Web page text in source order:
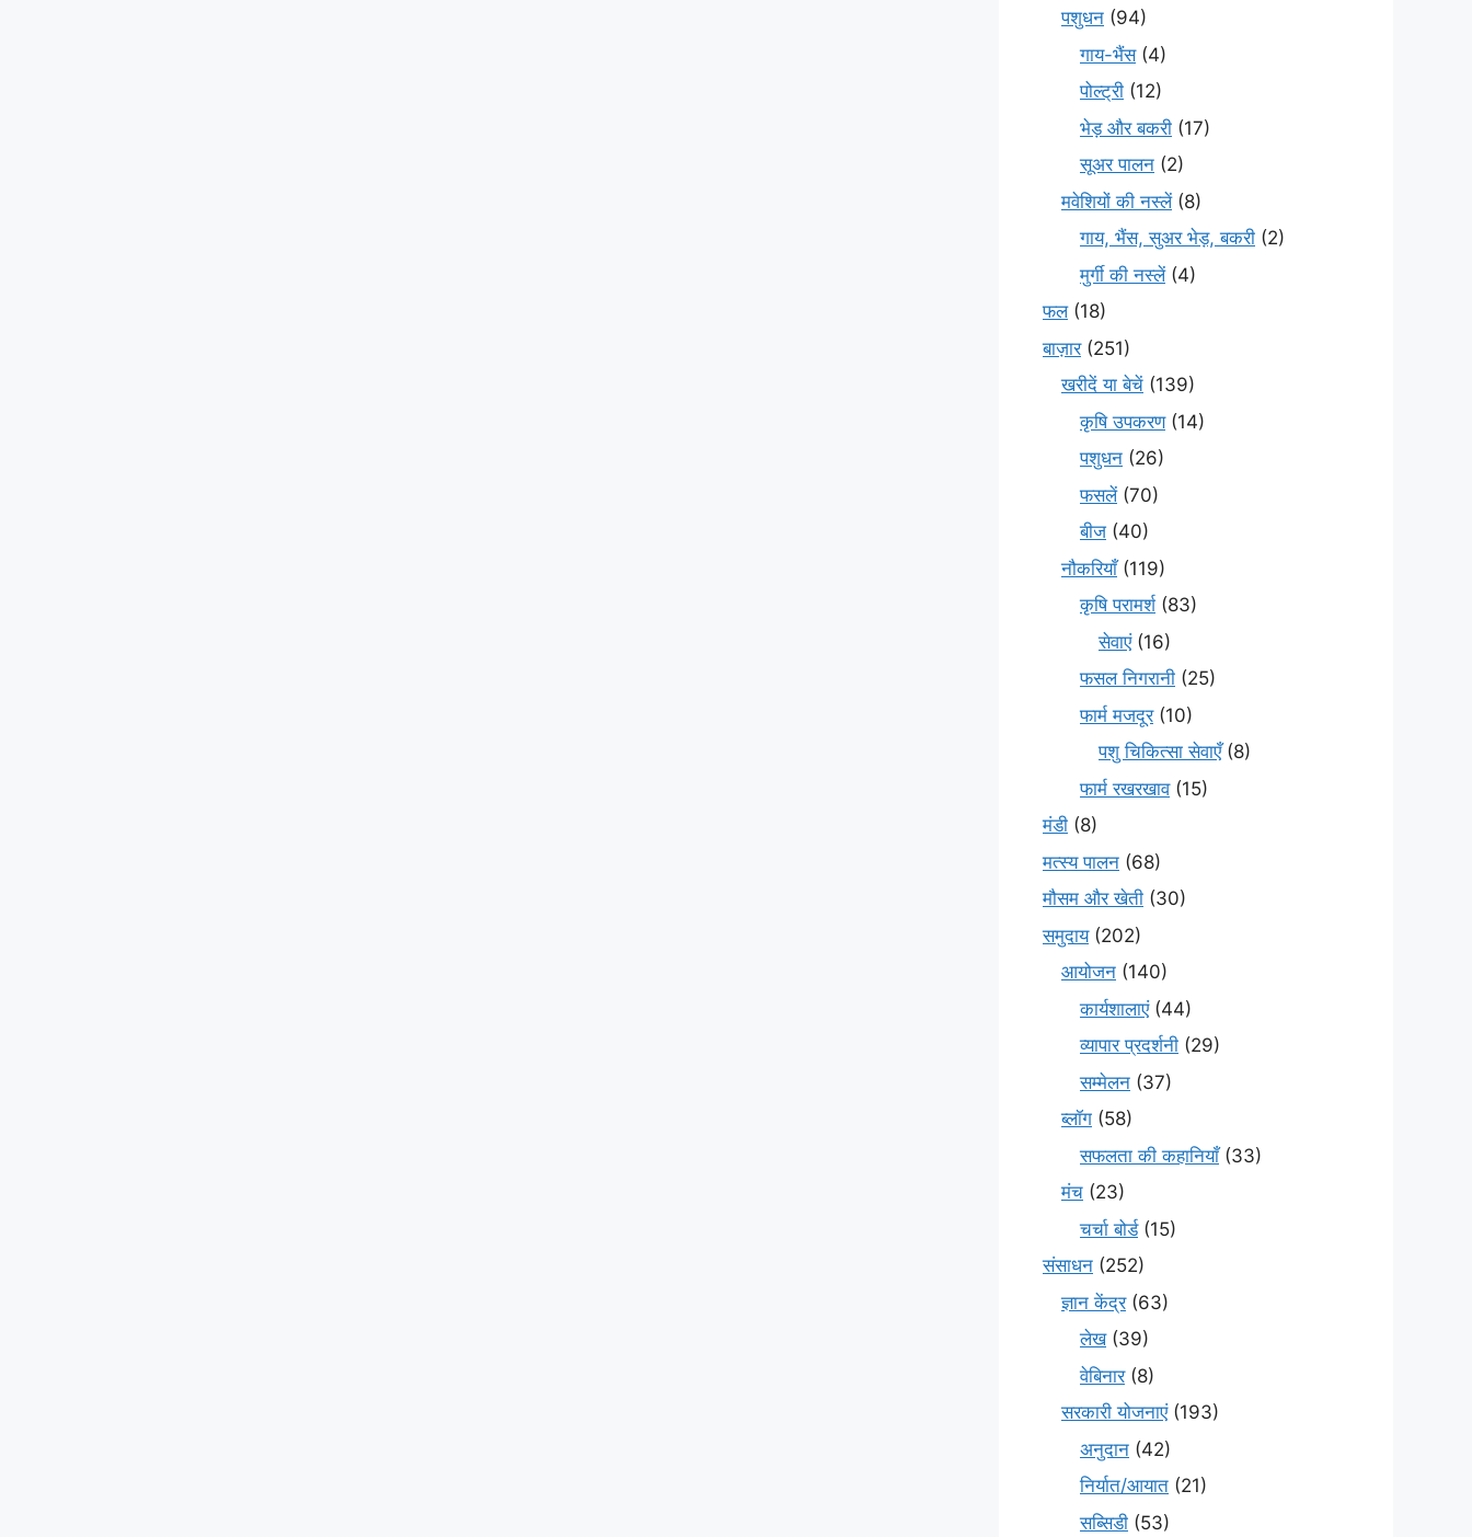
पशुधन (94)
गाय-भैंस(4)
पोल्ट्री (12)
भेड़ और बकरी (17)
सूअर पालन (2)
मवेशियों की नस्लें(8)
गाय, भैंस, सुअर भेड़, बकरी (2)
मुर्गी की नस्लें(4)
फल(18)
बाज़ार(251)
खरीदें या बेचें (139)
कृषि उपकरण(14)
पशुधन (26)
फसलें(70)
बीज (40)
नौकरियाँ(119)
कृषि परामर्श(83)
सेवाएं(16)
फसल निगरानी (25)
फार्म मजदूर(10)
पशु चिकित्सा सेवाएँ(8)
फार्म रखरखाव(15)
मंडी (8)
मत्स्य पालन (68)
मौसम और खेती (30)
समुदाय(202)
आयोजन (140)
कार्यशालाएं(44)
व्यापार प्रदर्शनी (29)
सम्मेलन (37)
ब्लॉग (58)
सफलता की कहानियाँ(33)
मंच (23)
चर्चा बोर्ड(15)
संसाधन (252)
ज्ञान केंद्र(63)
लेख(39)
वेबिनार(8)
सरकारी योजनाएं(193)
अनुदान (42)
निर्यात/आयात (21)
सब्सिडी (53)